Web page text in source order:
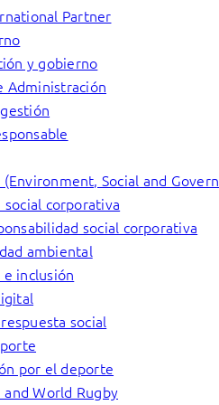
Partner
y gobierno
Administración
(Environment, Social and
social corporativa
social corporativa
ambiental
inclusión
social
por el deporte
and World Rugby